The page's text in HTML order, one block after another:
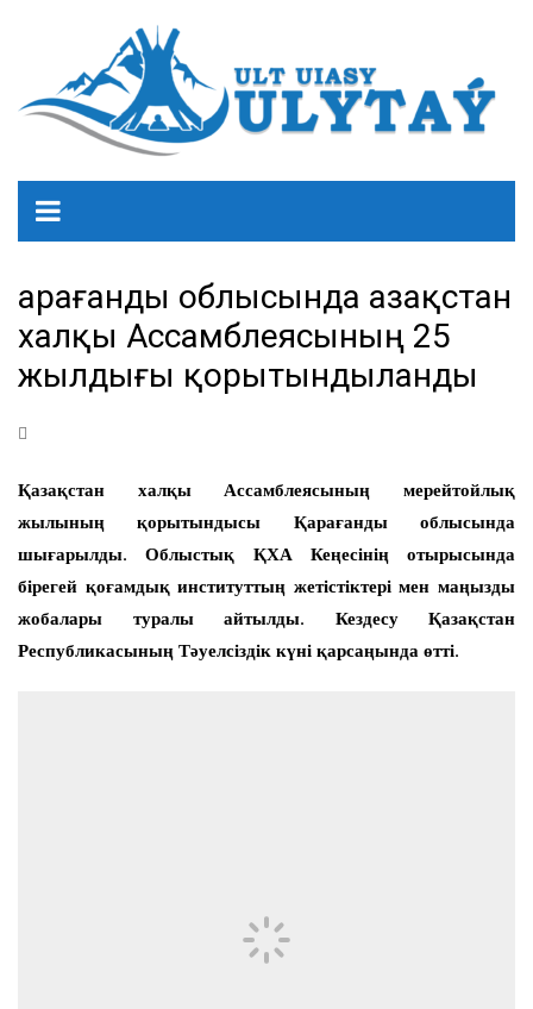
Қарағанды облысында Қазақстан
халқы Ассамблеясының 25
жылдығы қорытындыланды
Қазақстан халқы Ассамблеясының мерейтойлық
жылының қорытындысы Қарағанды облысында
шығарылды. Облыстық ҚХА Кеңесінің отырысында
бірегей қоғамдық институттың жетістіктері мен маңызды
жобалары туралы айтылды. Кездесу Қазақстан
Республикасының Тәуелсіздік күні қарсаңында өтті.